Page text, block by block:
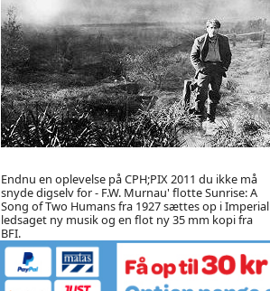
Endnu en oplevelse på CPH;PIX 2011 du ikke må
snyde digselv for - F.W. Murnau' flotte Sunrise: A
Song of Two Humans fra 1927 sættes op i Imperial
ledsaget ny musik og en flot ny 35 mm kopi fra
BFI.